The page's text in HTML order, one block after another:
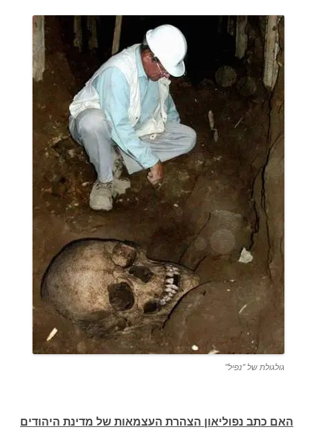
גולגולת של "נפיל"
האם כתב נפוליאון הצהרת העצמאות של מדינת היהודים